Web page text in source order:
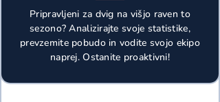
Pripravljeni za dvig na višjo raven to
sezono? Analizirajte svoje statistike,
prevzemite pobudo in vodite svojo ekipo
naprej. Ostanite proaktivni!